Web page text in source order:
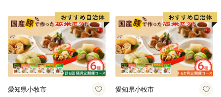
材 お家居酒屋 にんにく
居酒屋 ねぎま ネギマ
愛知県小牧市 愛知県小牧市